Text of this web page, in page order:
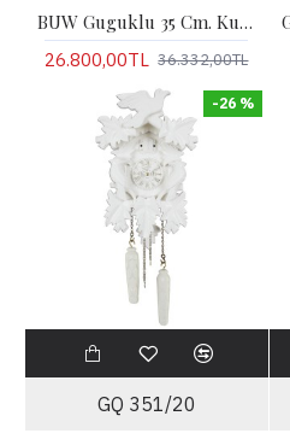
BUW Guguklu 35 Cm. Kuşlu (mavi) Pilli
26.800,00TL 36.332,00TL
-26 %
GQ 351/20